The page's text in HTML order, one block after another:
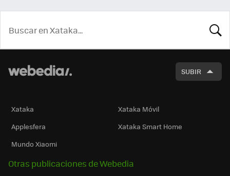
SUBIR
Xataka
Xataka Móvil
Applesfera
Xataka Smart Home
Mundo Xiaomi
Otras publicaciones de Webedia